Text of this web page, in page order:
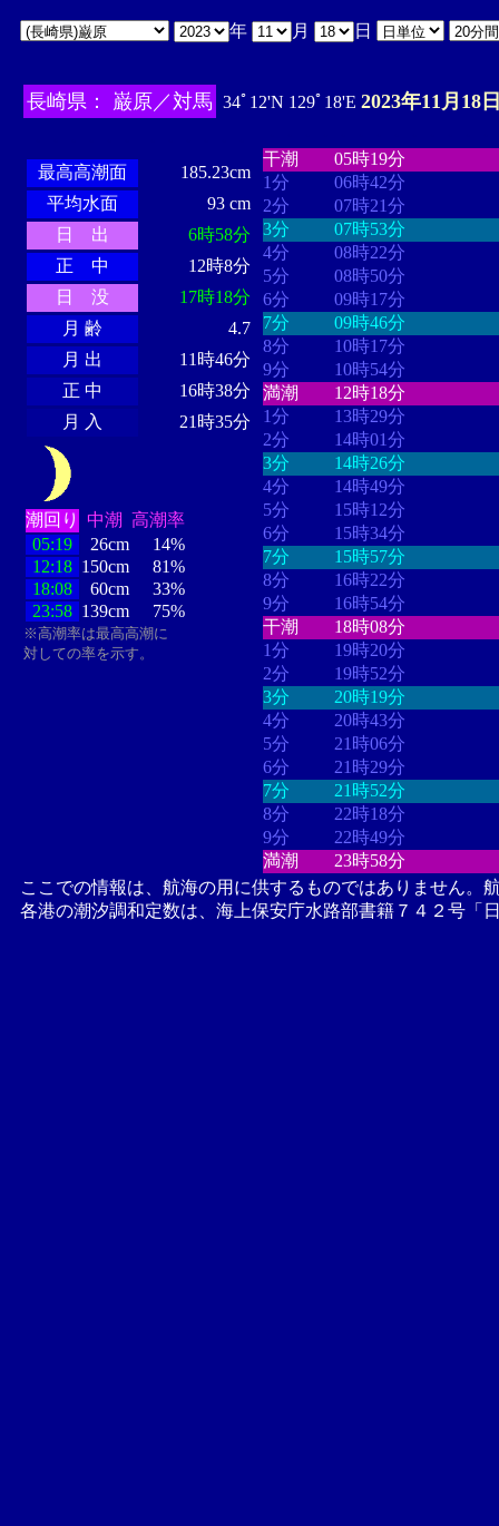
年 月 日
長崎県： 巌原／対馬 34ﾟ12'N 129ﾟ18'E 2023年11月18
最高高潮面
185.23cm
平均水面
93 cm
日 出
6時58分
正 中
12時8分
日 没
17時18分
月 齢
4.7
月 出
11時46分
正 中
16時38分
月 入
21時35分
潮回り 中潮 高潮率
05:19
26cm
14%
12:18 150cm
81%
18:08
60cm
33%
23:58 139cm 75%
※高潮率は最高高潮に
対しての率を示す。
干潮
05時19分
1分
06時42分
2分
07時21分
3分
07時53分
4分
08時22分
5分
08時50分
6分
09時17分
7分
09時46分
8分
10時17分
9分
10時54分
満潮
12時18分
1分
13時29分
2分
14時01分
3分
14時26分
4分
14時49分
5分
15時12分
6分
15時34分
7分
15時57分
8分
16時22分
9分
16時54分
干潮
18時08分
1分
19時20分
2分
19時52分
3分
20時19分
4分
20時43分
5分
21時06分
6分
21時29分
7分
21時52分
8分
22時18分
9分
22時49分
満潮
23時58分
ここでの情報は、航海の用に供するものではありません。
各港の潮汐調和定数は、海上保安庁水路部書籍７４２号「